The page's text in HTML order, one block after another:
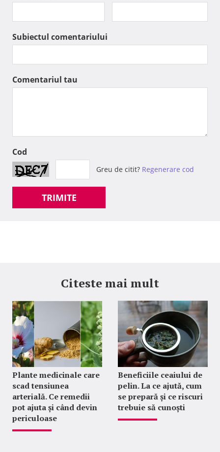
Subiectul comentariului
Comentariul tau
Cod
Greu de citit? Regenerare cod
TRIMITE
Citeste mai mult
Plante medicinale care
scad tensiunea
arterială. Ce remedii
pot ajuta și când devin
periculoase
Beneficiile ceaiului de
pelin. La ce ajută, cum
se prepară și ce riscuri
trebuie să cunoști